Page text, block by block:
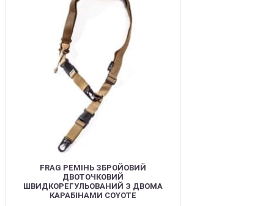
FRAG РЕМІНЬ ЗБРОЙОВИЙ
ДВОТОЧКОВИЙ
ШВИДКОРЕГУЛЬОВАНИЙ З ДВОМА
КАРАБІНАМИ COYOTE